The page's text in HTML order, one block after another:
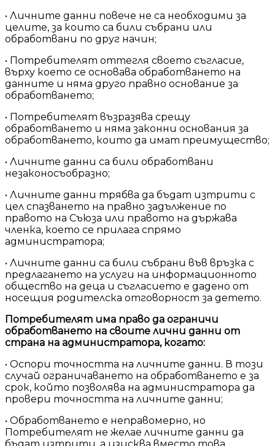
• Личните данни повече не са необходими за
целите, за които са били събрани или
обработвани по друг начин;
• Потребителят оттегля своето съгласие,
върху което се основава обработването на
данните и няма друго правно основание за
обработването;
• Потребителят възразява срещу
обработването и няма законни основания за
обработването, които да имат преимущество;
• Личните данни са били обработвани
незаконосъобразно;
• Личните данни трябва да бъдат изтрити с
цел спазването на правно задължение по
правото на Съюза или правото на държава
членка, което се прилага спрямо
администратора;
• Личните данни са били събрани във връзка с
предлагането на услуги на информационното
общество на деца и съгласието е дадено от
носещия родителска отговорност за детето.
Потребителят има право да ограничи
обработването на своите лични данни от
страна на администратора, когато:
• Оспори точността на личните данни. В този
случай ограничаването на обработването е за
срок, който позволява на администратора да
провери точността на личните данни;
• Обработването е неправомерно, но
Потребителят не желае личните данни да
бъдат изтрити, а изисква вместо това